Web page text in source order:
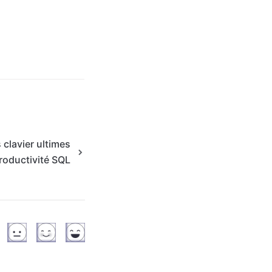
clavier ultimes
SQL